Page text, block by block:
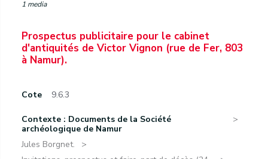
1 media
Prospectus publicitaire pour le cabinet
d'antiquités de Victor Vignon (rue de Fer, 803
à Namur).
Cote 9.6.3
Contexte : Documents de la Société
archéologique de Namur
Jules Borgnet.